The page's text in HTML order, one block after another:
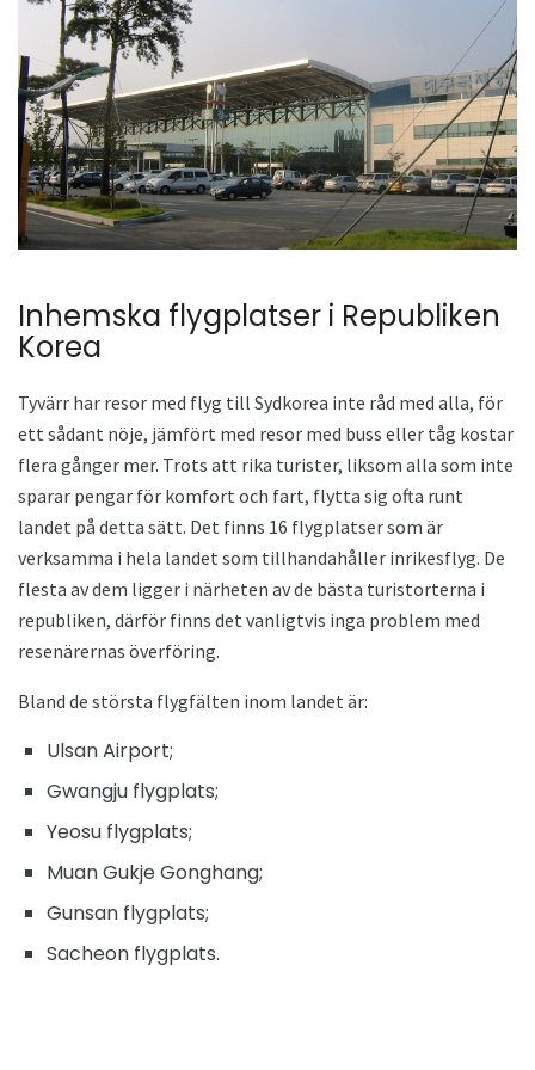
Inhemska flygplatser i Republiken
Korea
Tyvärr har resor med flyg till Sydkorea inte råd med alla, för
ett sådant nöje, jämfört med resor med buss eller tåg kostar
flera gånger mer. Trots att rika turister, liksom alla som inte
sparar pengar för komfort och fart, flytta sig ofta runt
landet på detta sätt. Det finns 16 flygplatser som är
verksamma i hela landet som tillhandahåller inrikesflyg. De
flesta av dem ligger i närheten av de bästa turistorterna i
republiken, därför finns det vanligtvis inga problem med
resenärernas överföring.
Bland de största flygfälten inom landet är:
Ulsan Airport;
Gwangju flygplats;
Yeosu flygplats;
Muan Gukje Gonghang;
Gunsan flygplats;
Sacheon flygplats.